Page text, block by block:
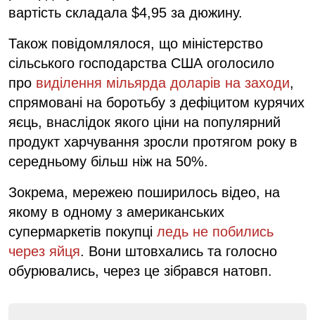
вартість складала $4,95 за дюжину.
Також повідомлялося, що міністерство
сільського господарства США оголосило
про виділення мільярда доларів на заходи,
спрямовані на боротьбу з дефіцитом курячих
яєць, внаслідок якого ціни на популярний
продукт харчування зросли протягом року в
середньому більш ніж на 50%.
Зокрема, мережею поширилось відео, на
якому в одному з американських
супермаркетів покупці ледь не побились
через яйця. Вони штовхались та голосно
обурювались, через це зібрався натовп.